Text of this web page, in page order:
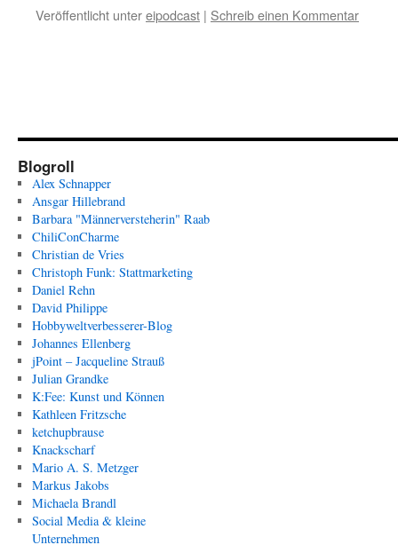
Veröffentlicht untereipodcast | Schreib einen Kommentar
Blogroll
Alex Schnapper
Ansgar Hillebrand
Barbara "Männerversteherin" Raab
ChiliConCharme
Christian de Vries
Christoph Funk: Stattmarketing
Daniel Rehn
David Philippe
Hobbyweltverbesserer-Blog
Johannes Ellenberg
jPoint – Jacqueline Strauß
Julian Grandke
K:Fee: Kunst und Können
Kathleen Fritzsche
ketchupbrause
Knackscharf
Mario A. S. Metzger
Markus Jakobs
Michaela Brandl
Social Media & kleine
Unternehmen